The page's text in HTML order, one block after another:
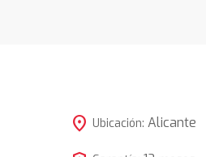
location_on Ubicación: Alicante